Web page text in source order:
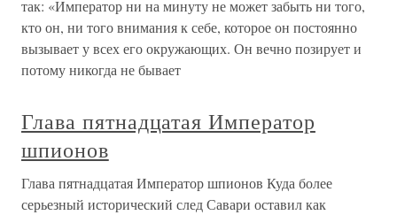
так: «Император ни на минуту не может забыть ни того,
кто он, ни того внимания к себе, которое он постоянно
вызывает у всех его окружающих. Он вечно позирует и
потому никогда не бывает
Глава пятнадцатая Император
шпионов
Глава пятнадцатая Император шпионов Куда более
серьезный исторический след Савари оставил как